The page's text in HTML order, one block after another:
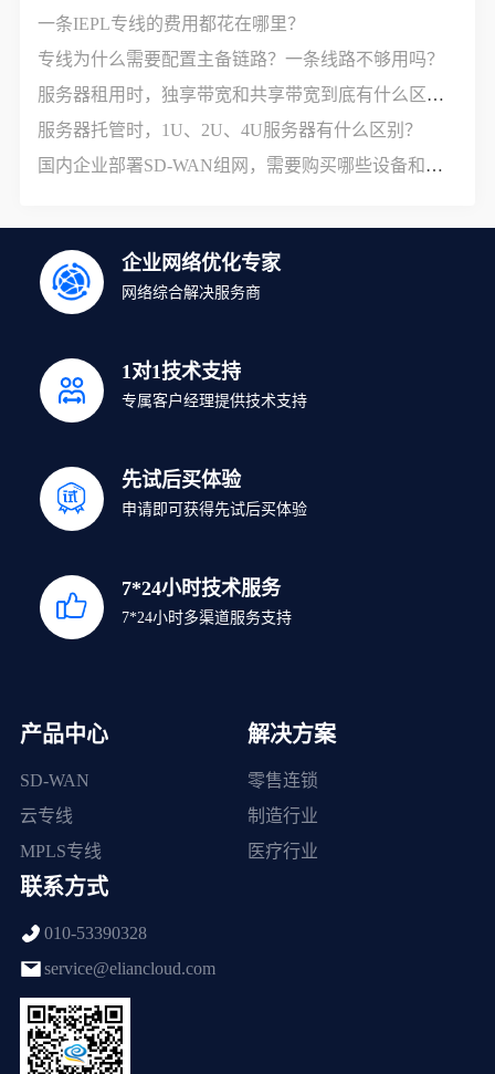
一条IEPL专线的费用都花在哪里？
专线为什么需要配置主备链路？一条线路不够用吗？
服务器租用时，独享带宽和共享带宽到底有什么区别？
服务器托管时，1U、2U、4U服务器有什么区别？
国内企业部署SD-WAN组网，需要购买哪些设备和服务？
企业网络优化专家
网络综合解决服务商
1对1技术支持
专属客户经理提供技术支持
先试后买体验
申请即可获得先试后买体验
7*24小时技术服务
7*24小时多渠道服务支持
产品中心
SD-WAN
云专线
MPLS专线
解决方案
零售连锁
制造行业
医疗行业
联系方式
010-53390328
service@eliancloud.com